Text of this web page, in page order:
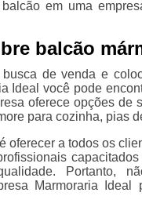
em uma
balcão
de venda e
Ideal você pode
oferece opções de
para cozinha, pias
oferecer a todos os
Portanto,
Marmoraria